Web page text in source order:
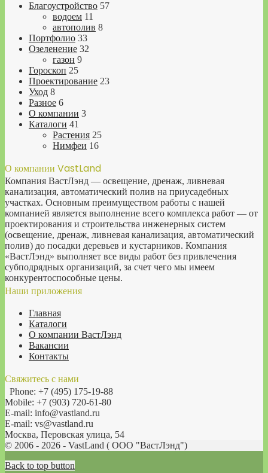
Благоустройство 57
водоем 11
автополив 8
Портфолио 33
Озеленение 32
газон 9
Гороскоп 25
Проектирование 23
Уход 8
Разное 6
О компании 3
Каталоги 41
Растения 25
Нимфеи 16
О компании VastLand
Компания ВастЛэнд — освещение, дренаж, ливневая
канализация, автоматический полив на приусадебных
участках. Основным преимуществом работы с нашей
компанией является выполнение всего комплекса работ — от
проектирования и строительства инженерных систем
(освещение, дренаж, ливневая канализация, автоматический
полив) до посадки деревьев и кустарников. Компания
«ВастЛэнд» выполняет все виды работ без привлечения
субподрядных организаций, за счет чего мы имеем
конкурентоспособные цены.
Наши приложения
Главная
Каталоги
О компании ВастЛэнд
Вакансии
Контакты
Свяжитесь с нами
Phone: +7 (495) 175-19-88
Mobile: +7 (903) 720-61-80
E-mail: info@vastland.ru
E-mail: vs@vastland.ru
Москва, Перовская улица, 54
© 2006 - 2026 - VastLand ( OOO "ВастЛэнд")
Back to top button